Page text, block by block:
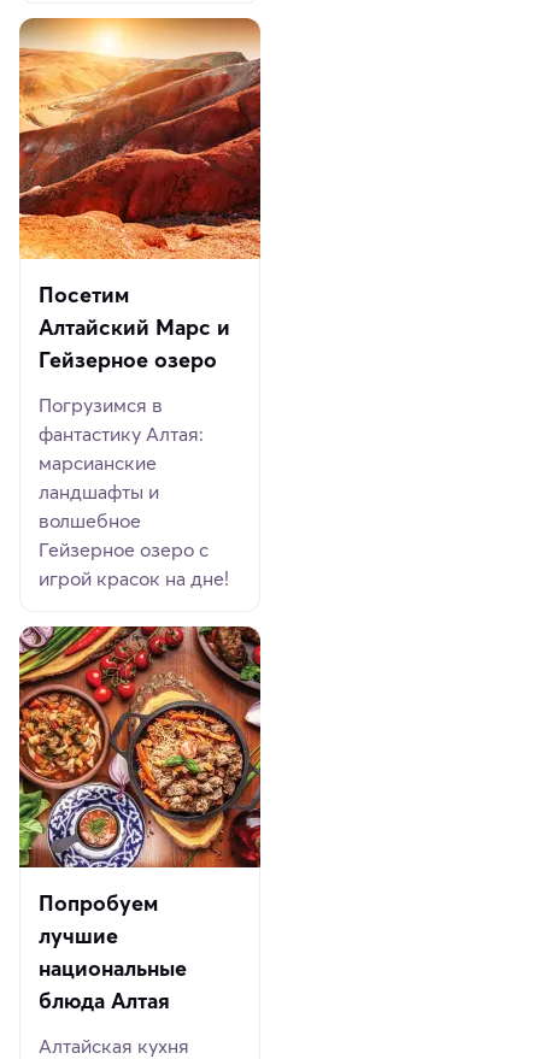
Посетим
Алтайский Марс и
Гейзерное озеро
Погрузимся в
фантастику Алтая:
марсианские
ландшафты и
волшебное
Гейзерное озеро с
игрой красок на дне!
Попробуем
лучшие
национальные
блюда Алтая
Алтайская кухня